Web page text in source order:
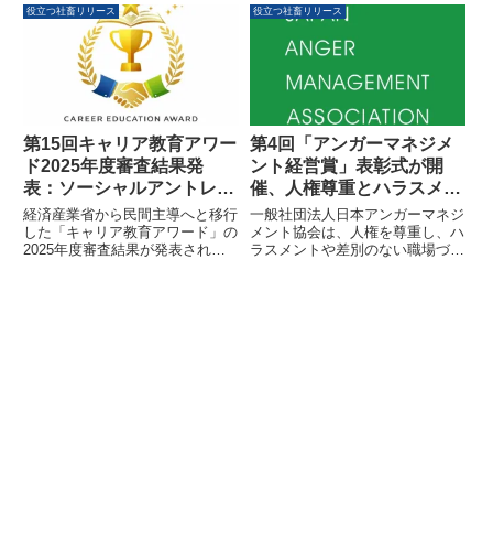
る、またはその可能性がある人が
半数に上ることが明らかになりま
した。特に40代・50代では約6割
が自覚しており、「体力の限界や
疲労を感じ、健康に不安を覚えて
いる」という状況が最も多く挙げ
られています。
する調査レポートを発表しまし
市場規模は2025年の9,700万米ド
ドルに達し、年平均成長率9.9%
中密度繊維板や高密度繊維板とい
ったタイプ別、家具製造や建築材
料といった用途別の分析、主要企
業の動向も含まれています。
役立つ社畜リリース
第15回キャリア教育アワー
ド2025年度審査結果発
表：ソーシャルアントレプ
レナープロジェクトが大賞
を受賞
経済産業省から民間主導へと移行
した「キャリア教育アワード」の
2025年度審査結果が発表されま
役立つ社畜リリース
第4回「アンガーマネジメ
ント経営賞」表彰式が開
催、人権尊重とハラスメン
トのない職場を目指す3社
が受賞しました
一般社団法人日本アンガーマネジ
メント協会は、人権を尊重し、ハ
ラスメントや差別のない職場づく